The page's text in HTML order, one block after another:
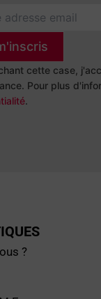
cette case,
Pour plus
.
?